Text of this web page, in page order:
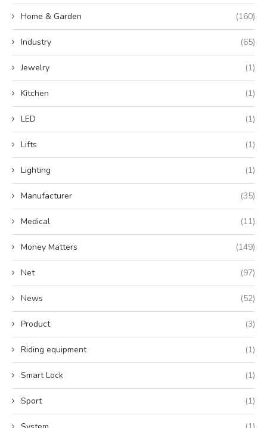
Home & Garden (160)
Industry (65)
Jewelry (1)
Kitchen (1)
LED (1)
Lifts (1)
Lighting (1)
Manufacturer (35)
Medical (11)
Money Matters (149)
Net (97)
News (52)
Product (3)
Riding equipment (1)
Smart Lock (1)
Sport (1)